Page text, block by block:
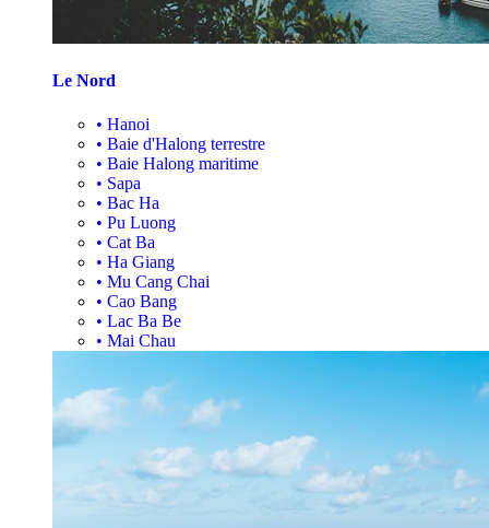
Le Nord
• Hanoi
• Baie d'Halong terrestre
• Baie Halong maritime
• Sapa
• Bac Ha
• Pu Luong
• Cat Ba
• Ha Giang
• Mu Cang Chai
• Cao Bang
• Lac Ba Be
• Mai Chau